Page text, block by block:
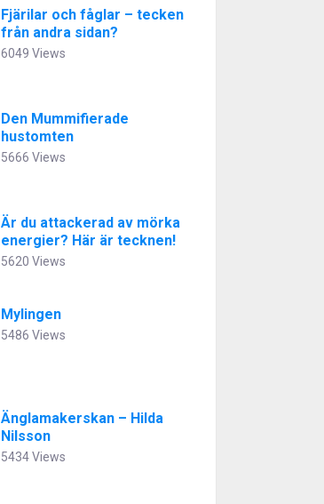
Fjärilar och fåglar – tecken
från andra sidan?
6049 Views
Den Mummifierade
hustomten
5666 Views
Är du attackerad av mörka
energier? Här är tecknen!
5620 Views
Mylingen
5486 Views
Änglamakerskan – Hilda
Nilsson
5434 Views